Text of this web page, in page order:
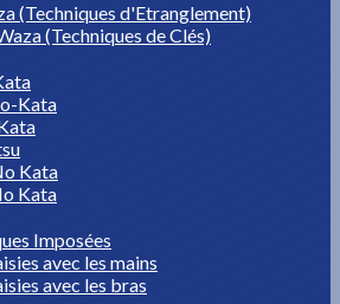
(Techniques d'Etranglement)
(Techniques de Clés)
Kata
Kata
Kata
Imposées
avec les mains
avec les bras